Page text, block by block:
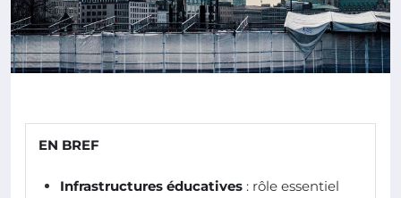
EN BREF
Infrastructures éducatives : rôle essentiel